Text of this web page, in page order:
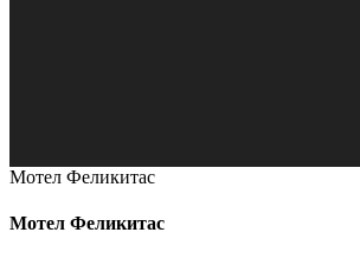
Мотел Феликитас
Мотел Феликитас